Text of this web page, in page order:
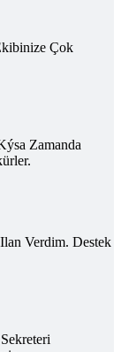
Çok
Zamanda
Verdim. Destek